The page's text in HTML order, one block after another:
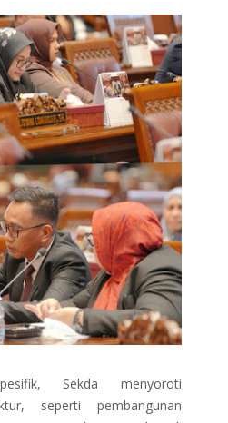
Sekda menyoroti
seperti pembangunan